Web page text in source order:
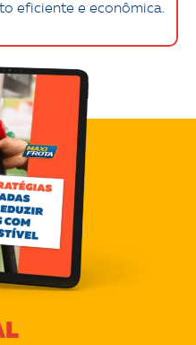
eficiente e econômica.